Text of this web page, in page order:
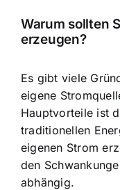
Warum sollten
erzeugen?
Es gibt viele
eigene
Hauptvorteile ist
traditionellen
eigenen Strom
den
abhängig.